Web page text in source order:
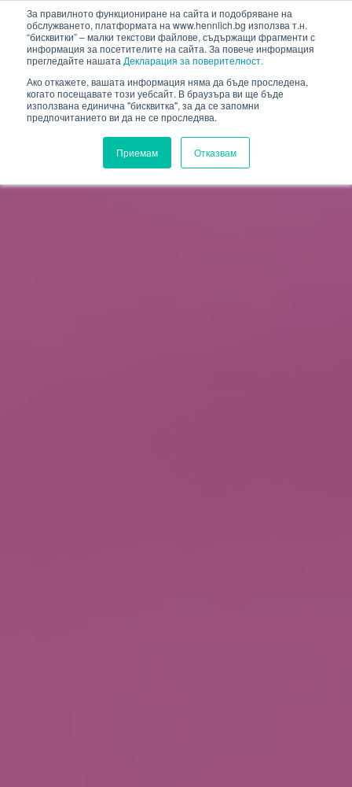
За правилното функциониране на сайта и подобряване на
обслужването, платформата на www.hennlich.bg използва т.н.
“бисквитки” – малки текстови файлове, съдържащи фрагменти с
информация за посетителите на сайта. За повече информация
прегледайте нашата Декларация за поверителност.
Ако откажете, вашата информация няма да бъде проследена,
когато посещавате този уебсайт. В браузъра ви ще бъде
използвана единична "бисквитка", за да се запомни
предпочитанието ви да не се проследява.
Приемам Отказвам
HENNLICH